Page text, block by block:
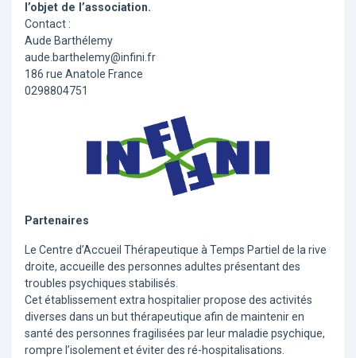
l’objet de l’association.
Contact :
Aude Barthélemy
aude.barthelemy@infini.fr
186 rue Anatole France
0298804751
Partenaires
Le Centre d’Accueil Thérapeutique à Temps Partiel de la rive
droite, accueille des personnes adultes présentant des
troubles psychiques stabilisés.
Cet établissement extra hospitalier propose des activités
diverses dans un but thérapeutique afin de maintenir en
santé des personnes fragilisées par leur maladie psychique,
rompre l’isolement et éviter des ré-hospitalisations.